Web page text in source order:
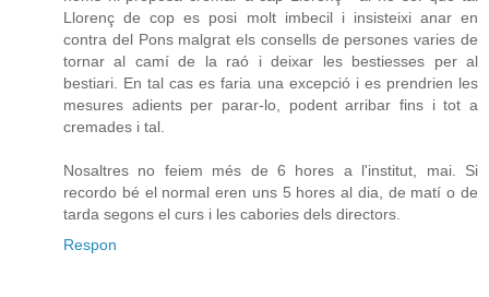
Llorenç de cop es posi molt imbecil i insisteixi anar en
contra del Pons malgrat els consells de persones varies de
tornar al camí de la raó i deixar les bestiesses per al
bestiari. En tal cas es faria una excepció i es prendrien les
mesures adients per parar-lo, podent arribar fins i tot a
cremades i tal.
Nosaltres no feiem més de 6 hores a l'institut, mai. Si
recordo bé el normal eren uns 5 hores al dia, de matí o de
tarda segons el curs i les cabories dels directors.
Respon